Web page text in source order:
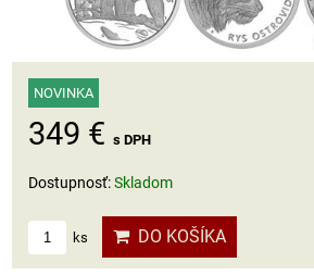
NOVINKA
349 € s DPH
Dostupnosť:Skladom
ks DO KOŠÍKA